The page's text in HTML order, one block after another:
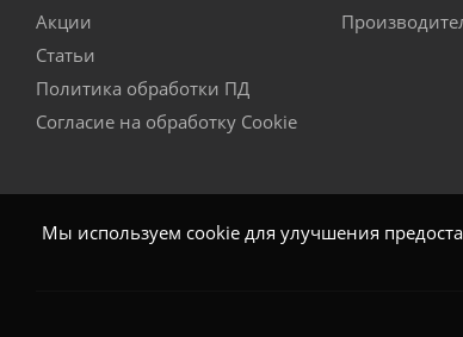
Мы используем cookie для улучшения
Акции
Статьи
Политика обработки ПД
Согласие на обработку Cookie